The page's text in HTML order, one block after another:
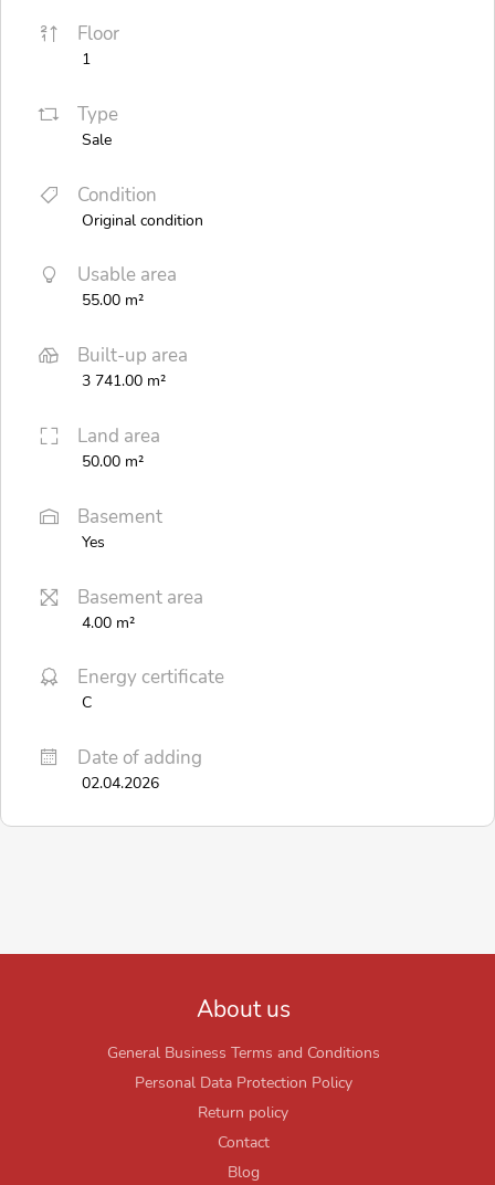
Floor
1
Type
Sale
Condition
Original condition
Usable area
55.00 m²
Built-up area
3 741.00 m²
Land area
50.00 m²
Basement
Yes
Basement area
4.00 m²
Energy certificate
C
Date of adding
02.04.2026
About us
General Business Terms and Conditions
Personal Data Protection Policy
Return policy
Contact
Blog